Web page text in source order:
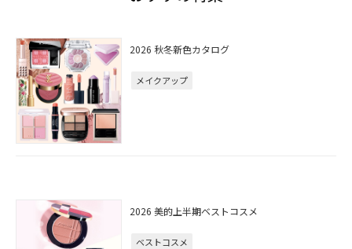
2026 秋冬新色カタログ
メイクアップ
2026 美的上半期ベストコスメ
ベストコスメ